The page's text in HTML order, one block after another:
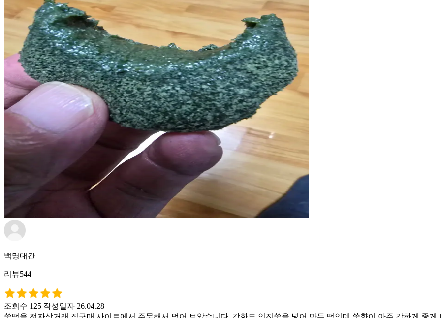
백명대간
리뷰544
조회수 125 작성일자 26.04.28
쑥떡을 전자상거래 직구매 사이트에서 주문해서 먹어 보았습니다. 강화도 인진쑥을 넣어 만든 떡인데 쑥향이 아주 강하게 좋